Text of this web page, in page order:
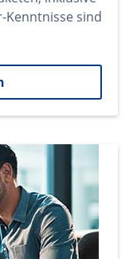
Kenntnisse sind